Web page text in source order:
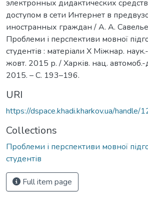
электронных дидактических
доступом в сети Интернет в
иностранных граждан / А. А.
Проблеми і перспективи мовної
студентів : матеріали Х Міжнар.
жовт. 2015 р. / Харків. нац. автомоб.-
2015. – С. 193–196.
URI
https://dspace.khadi.kharkov.ua/
Collections
Проблеми і перспективи мовної
студентів
Full item page